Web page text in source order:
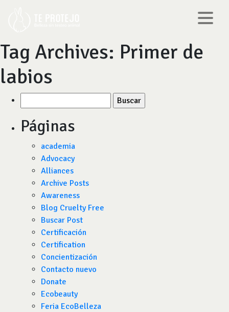
Tag Archives: Primer de
labios
por:
Páginas
academia
Advocacy
Alliances
Archive Posts
Awareness
Blog Cruelty Free
Buscar Post
Certificación
Certification
Concientización
Contacto nuevo
Donate
Ecobeauty
Feria EcoBelleza